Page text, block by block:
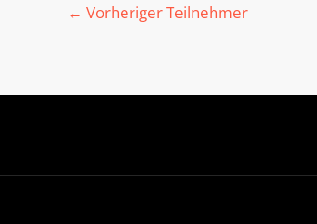
← Vorheriger Teilnehmer